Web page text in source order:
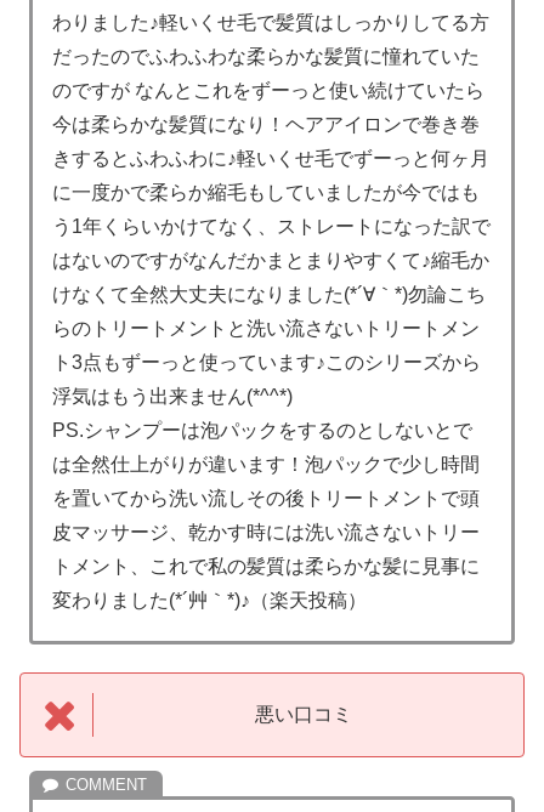
わりました♪軽いくせ毛で髪質はしっかりしてる方
だったのでふわふわな柔らかな髪質に憧れていた
のですが なんとこれをずーっと使い続けていたら
今は柔らかな髪質になり！ヘアアイロンで巻き巻
きするとふわふわに♪軽いくせ毛でずーっと何ヶ月
に一度かで柔らか縮毛もしていましたが今ではも
う1年くらいかけてなく、ストレートになった訳で
はないのですがなんだかまとまりやすくて♪縮毛か
けなくて全然大丈夫になりました(*´∀｀*)勿論こち
らのトリートメントと洗い流さないトリートメン
ト3点もずーっと使っています♪このシリーズから
浮気はもう出来ません(*^^*)
PS.シャンプーは泡パックをするのとしないとで
は全然仕上がりが違います！泡パックで少し時間
を置いてから洗い流しその後トリートメントで頭
皮マッサージ、乾かす時には洗い流さないトリー
トメント、これで私の髪質は柔らかな髪に見事に
変わりました(*´艸｀*)♪（楽天投稿）
悪い口コミ